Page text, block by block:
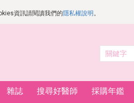
資訊請閱讀我們的隱私權說明 。
雜誌 搜尋好醫師 採購年鑑